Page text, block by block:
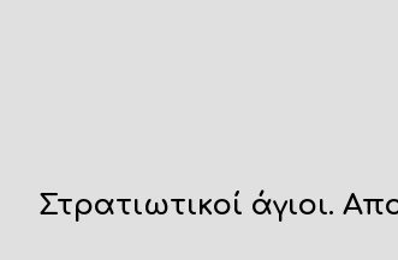
Στρατιωτικοί άγιοι.